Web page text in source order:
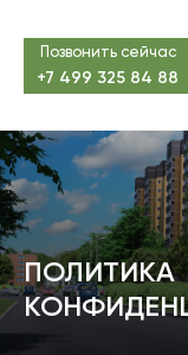
Позвонить сейчас
+7 499 325 84 88
ПОЛИТИКА